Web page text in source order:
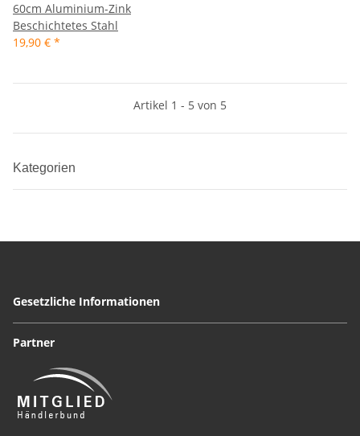
60cm Aluminium-Zink
Beschichtetes Stahl
19,90 € *
Artikel 1 - 5 von 5
Kategorien
Gesetzliche Informationen
Partner